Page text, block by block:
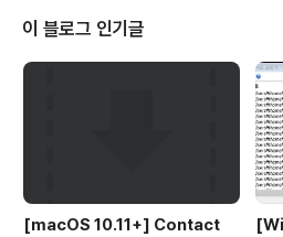
한 부하를 줄이기 위하여 DB에서 매번 조회하는
시에서 반환하도록 하고 있었다. 신규 개발자 분
셔서 DB상 매핑 데이터를 추가했는데 계속 매
현상이 발생했다.왜 그럴까 고민을 했는데 속으
LL 값에 대한 캐싱 때문일까 생각을 했다. 디버깅
이 블로그 인기글
[macOS 10.11+] Contact